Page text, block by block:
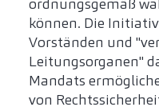
ordnungsgemäß
können. Die
Vorständen und
Leitungsorganen"
Mandats
von